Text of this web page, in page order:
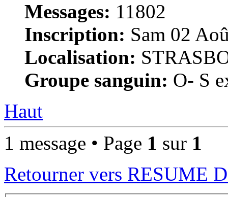
Messages: 11802
Inscription: Sam 02
Localisation:
Groupe sanguin: O- S
Haut
1 message • Page 1 sur 1
Retourner vers RESUME